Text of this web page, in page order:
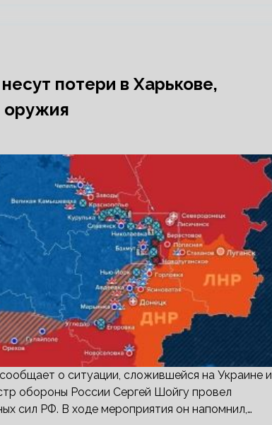
потери в Харькове,
оружия
о ситуации, сложившейся на Украине и
обороны России Сергей Шойгу провел
сил РФ. В ходе мероприятия он напомнил,…